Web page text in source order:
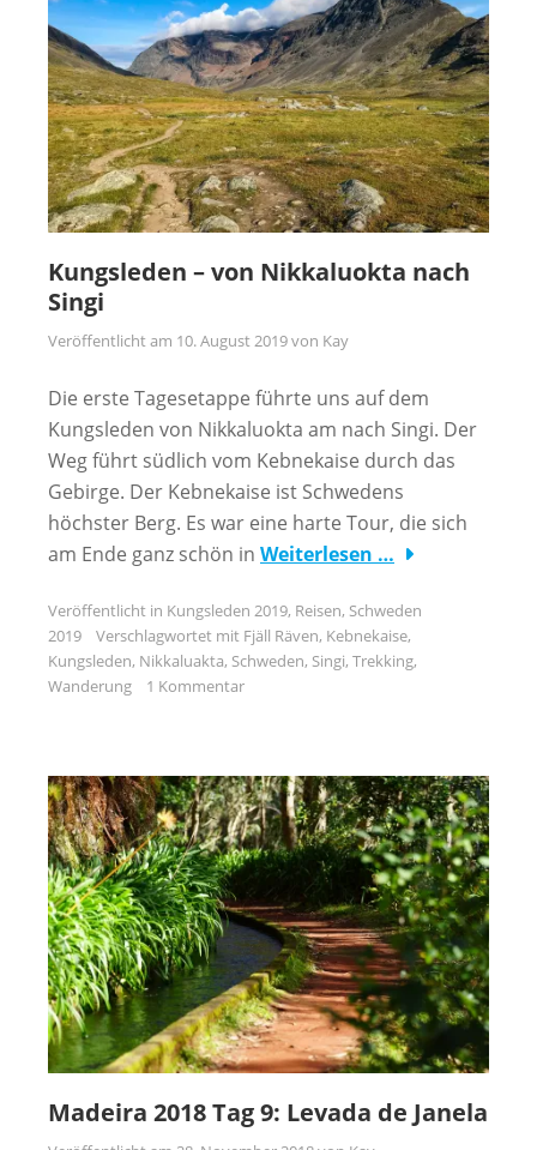
Kungsleden – von Nikkaluokta nach
Singi
Veröffentlicht am 10. August 2019von Kay
Die erste Tagesetappe führte uns auf dem
Kungsleden von Nikkaluokta am nach Singi. Der
Weg führt südlich vom Kebnekaise durch das
Gebirge. Der Kebnekaise ist Schwedens
höchster Berg. Es war eine harte Tour, die sich
am Ende ganz schön in Weiterlesen …
Veröffentlicht in Kungsleden 2019, Reisen, Schweden
2019
Verschlagwortet mit Fjäll Räven, Kebnekaise,
Kungsleden, Nikkaluakta, Schweden, Singi, Trekking,
Wanderung
1 Kommentar
Madeira 2018 Tag 9: Levada de Janela